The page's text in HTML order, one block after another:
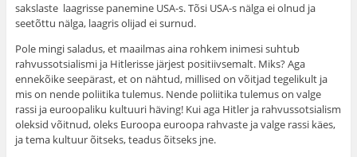
sakslaste laagrisse panemine USA-s. Tõsi USA-s nälga ei olnud ja
seetõttu nälga, laagris olijad ei surnud.
Pole mingi saladus, et maailmas aina rohkem inimesi suhtub
rahvussotsialismi ja Hitlerisse järjest positiivsemalt. Miks? Aga
ennekõike seepärast, et on nähtud, millised on võitjad tegelikult ja
mis on nende poliitika tulemus. Nende poliitika tulemus on valge
rassi ja euroopaliku kultuuri häving! Kui aga Hitler ja rahvussotsialism
oleksid võitnud, oleks Euroopa euroopa rahvaste ja valge rassi käes,
ja tema kultuur õitseks, teadus õitseks jne.